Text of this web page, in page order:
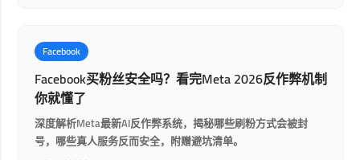
Facebook
Facebook买粉丝安全吗？看完Meta 2026反作弊机制
你就懂了
深度解析Meta最新AI反作弊系统，揭秘哪些刷粉方式会被封
号，哪些真人服务反而安全，附赠避坑清单。